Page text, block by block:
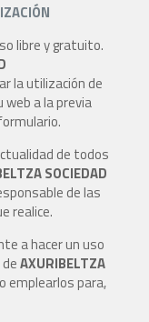
libre y gratuito.
la utilización de
web a la previa
de todos
SOCIEDAD
de las
realice.
a hacer un uso
AXURIBELTZA
emplearlos para,